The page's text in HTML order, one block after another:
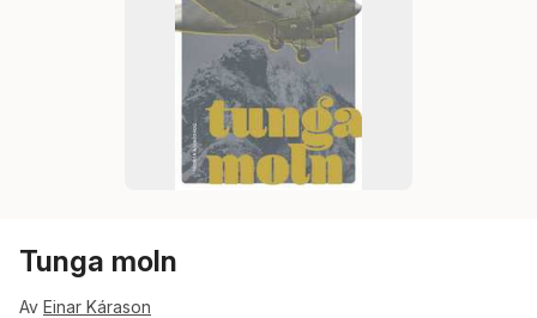
Tunga moln
Av Einar Kárason